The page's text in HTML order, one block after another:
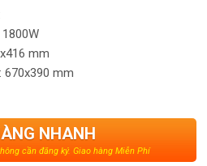
mm
mm
NHANH
cần đăng ký. Giao hàng Miễn Phí